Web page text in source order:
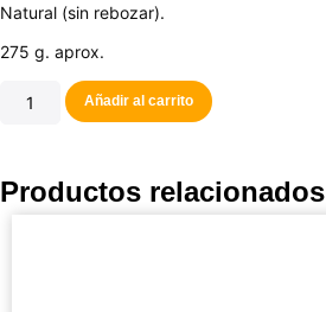
Natural (sin rebozar).
275 g. aprox.
Añadir al carrito
Productos relacionados